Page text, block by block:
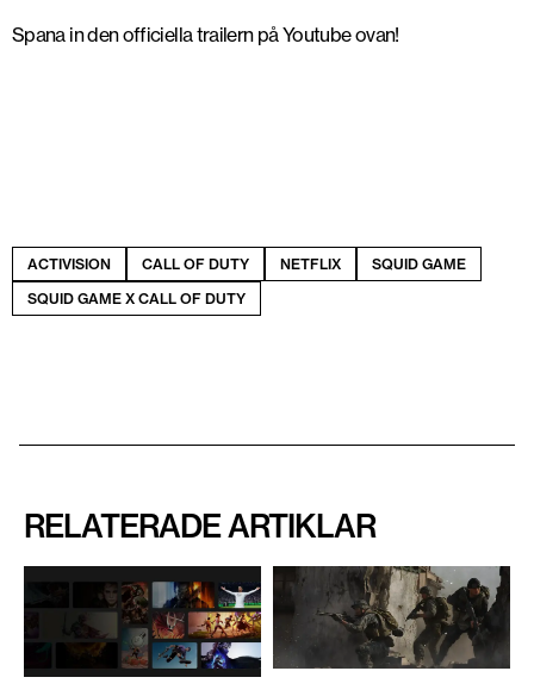
Spana in den officiella trailern på Youtube ovan!
ACTIVISION CALL OF DUTY NETFLIX
SQUID GAME
SQUID GAME X CALL OF DUTY
RELATERADE ARTIKLAR